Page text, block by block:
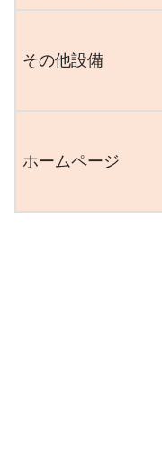
その他設備
ホームページ